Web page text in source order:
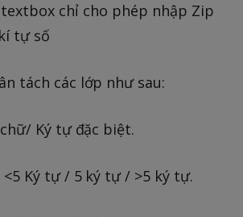
chỉ cho phép nhập Zip
tự số
tách các lớp như sau:
Ký tự đặc biệt.
Ký tự / 5 ký tự / >5 ký tự.